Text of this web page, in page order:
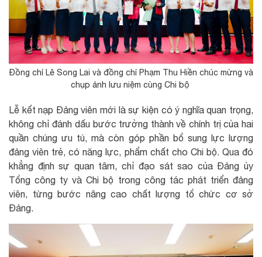
Đồng chí Lê Song Lai và đồng chí Phạm Thu Hiền chúc mừng và
chụp ảnh lưu niệm cùng Chi bộ
Lễ kết nạp Đảng viên mới là sự kiện có ý nghĩa quan trọng,
không chỉ đánh dấu bước trưởng thành về chính trị của hai
quần chúng ưu tú, mà còn góp phần bổ sung lực lượng
đảng viên trẻ, có năng lực, phẩm chất cho Chi bộ. Qua đó
khẳng định sự quan tâm, chỉ đạo sát sao của Đảng ủy
Tổng công ty và Chi bộ trong công tác phát triển đảng
viên, từng bước nâng cao chất lượng tổ chức cơ sở
Đảng.